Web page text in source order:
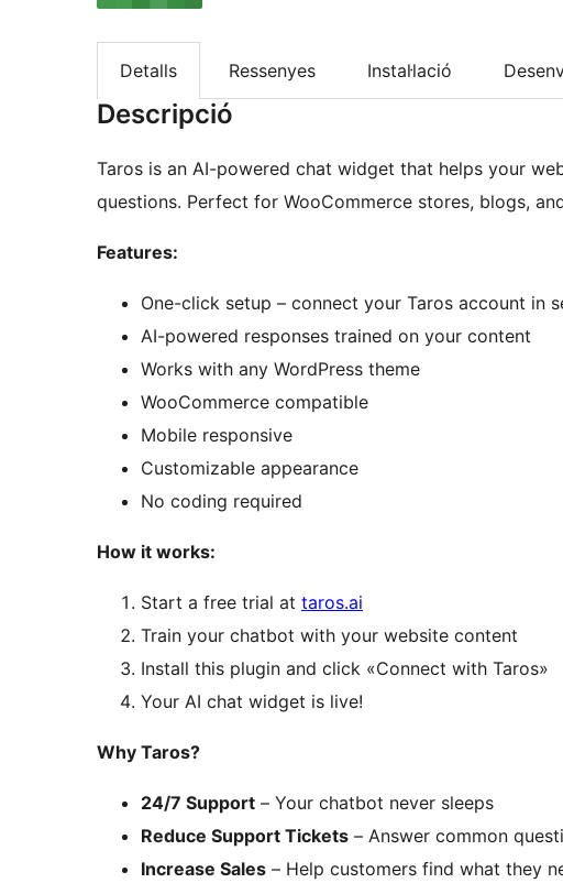
Detalls Ressenyes Instal·lació
Descripció
Taros is an AI-powered chat widget that helps your
questions. Perfect for WooCommerce stores, blogs,
Features:
One-click setup – connect your Taros account in
AI-powered responses trained on your content
Works with any WordPress theme
WooCommerce compatible
Mobile responsive
Customizable appearance
No coding required
How it works:
Start a free trial at taros.ai
Train your chatbot with your website content
Install this plugin and click «Connect with Taros»
Your AI chat widget is live!
Why Taros?
24/7 Support – Your chatbot never sleeps
Reduce Support Tickets – Answer common
Increase Sales – Help customers find what they